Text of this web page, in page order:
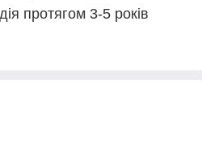
протягом 3-5 років